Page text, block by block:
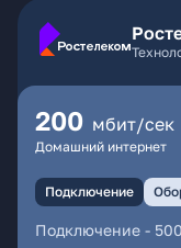
200 мбит/сек
Домашний интернет
Подключение
Подключение -